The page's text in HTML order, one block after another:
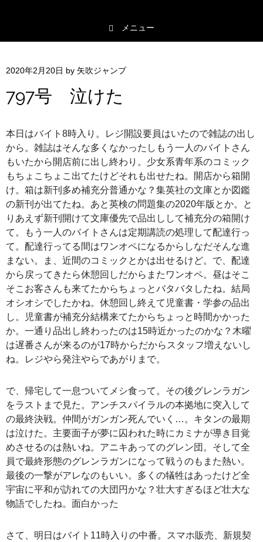
メニュー
2020年2月20日 by 矢吹ジャンプ
797号 泣けた
本日はバイト8時入り。レジ開設要員はいたので雑誌の出し
から。雑誌はそんな多くなかったしもう一人のバイトさん
もいたから開店前に出し終わり。少女系青年系のコミック
もちょこちょこ出てたけどそれも出せたね。開店から箱開
け。箱は新刊多め補充分普通かな？集英社の文庫とか図鑑
の新刊が出てたね。あと英検の問題集の2020年版とか。と
りあえず新刊開けて文庫優先で品出しして補充分の箱開け
て。もう一人のバイトさんは定期講読の処理して配達行っ
て。配達行ってる間はワンオペになるからしなだそんな進
まない。ま、近間のコミックとかは出せるけど。で、配達
から戻ってきたら休憩回しだからまたワンオペ。昼はそこ
そこお客さんも来てたからちょっとバタバタしたね。結局
オシオシでしたかね。休憩回し終えて児童書・学参の品出
し。児童書が補充分結構来てたからちょっと時間かかった
か。一通り品出し終わったのは15時近かったのかな？木曜
は遅番さんが来るのが17時からだからスタッフ増えないし
ね。レジやら発注やらであがりまで。
で、帰宅して一息ついてメシ食って。その後グレンラガン
をラストまで見た。アンチスパイラルの本拠地に突入して
の最終決戦。仲間がガンガン死んでいく…。キタンの最期
は泣けた。主要面子が夢に囚われた時にカミナが導き目覚
めさせるのは熱いね。アニキあってのグレン団。そして全
員で最終形態のグレンラガンになって戦うのもまた熱い。
最後の一撃がアレなのもいい。多くの犠牲はあったけど全
宇宙に平和が訪れての大団円かな？壮大すぎるほど壮大な
物語でしたね。面白かった
さて、明日はバイト11時入りの中番。スマホ販売、新規契